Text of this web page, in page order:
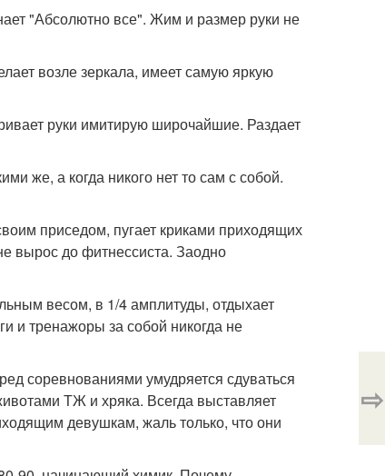
"Абсолютно все". Жим и размер руки не
возле зеркала, имеет самую яркую
руки имитирую широчайшие. Раздает
же, а когда никого нет то сам с собой.
приседом, пугает криками приходящих
вырос до фитнессиста. Заодно
весом, в 1/4 амплитуды, отдыхает
и тренажоры за собой никогда не
соревнованиями умудряется сдуваться
ТЖ и хряка. Всегда выставляет
девушкам, жаль только, что они
⇨